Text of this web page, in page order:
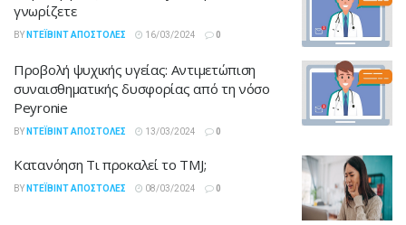
γνωρίζετε
BY ΝΤΈΙΒΙΝΤ ΑΠΟΣΤΌΛΕΣ 16/03/2024 0
Προβολή ψυχικής υγείας: Αντιμετώπιση
συναισθηματικής δυσφορίας από τη νόσο
Peyronie
BY ΝΤΈΙΒΙΝΤ ΑΠΟΣΤΌΛΕΣ 13/03/2024 0
Κατανόηση Τι προκαλεί το TMJ;
BY ΝΤΈΙΒΙΝΤ ΑΠΟΣΤΌΛΕΣ 08/03/2024 0